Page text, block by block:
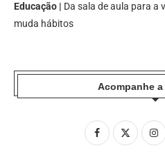
Educação | Da sala de aula para a
muda hábitos
Acompanhe